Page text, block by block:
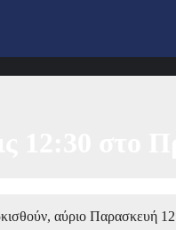
αύριο Παρασκευή 12